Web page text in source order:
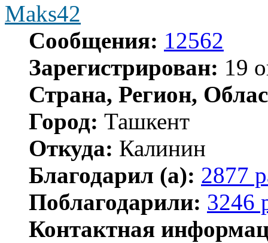
Maks42
Сообщения: 12562
Зарегистрирован: 19
Страна, Регион,
Город: Ташкент
Откуда: Калинин
Благодарил (а): 2877
Поблагодарили: 3246
Контактная